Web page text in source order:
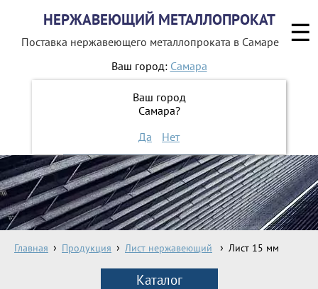
НЕРЖАВЕЮЩИЙ МЕТАЛЛОПРОКАТ
Поставка нержавеющего металлопроката в Самаре
Ваш город: Самара
Ваш город
Самара?
Да
Нет
8 800 551-16-44
ЗАКАЗАТЬ ОБРАТНЫЙ ЗВОНОК
Главная Продукция Лист нержавеющий Лист 15 мм
Каталог
☰